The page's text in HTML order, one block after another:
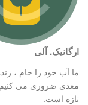
ارگانیک. آلی
ما آب خود را خام ،
تازه است.